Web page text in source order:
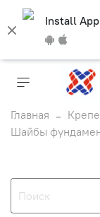
Install App
Главная
Шайбы